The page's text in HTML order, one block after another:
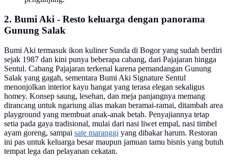
2. Bumi Aki - Resto keluarga dengan panorama
Gunung Salak
Bumi Aki termasuk ikon kuliner Sunda di Bogor yang sudah berdiri
sejak 1987 dan kini punya beberapa cabang, dari Pajajaran hingga
Sentul. Cabang Pajajaran terkenal karena pemandangan Gunung
Salak yang gagah, sementara Bumi Aki Signature Sentul
menonjolkan interior kayu hangat yang terasa elegan sekaligus
homey. Konsep saung, lesehan, dan meja panjangnya memang
dirancang untuk ngariung alias makan beramai-ramai, ditambah area
playground yang membuat anak-anak betah. Penyajiannya tetap
setia pada gaya tradisional, mulai dari nasi liwet empal, nasi timbel
ayam goreng, sampai sate maranggi yang dibakar harum. Restoran
ini pas untuk keluarga besar maupun jamuan tamu bisnis yang butuh
tempat lega dan pelayanan cekatan.